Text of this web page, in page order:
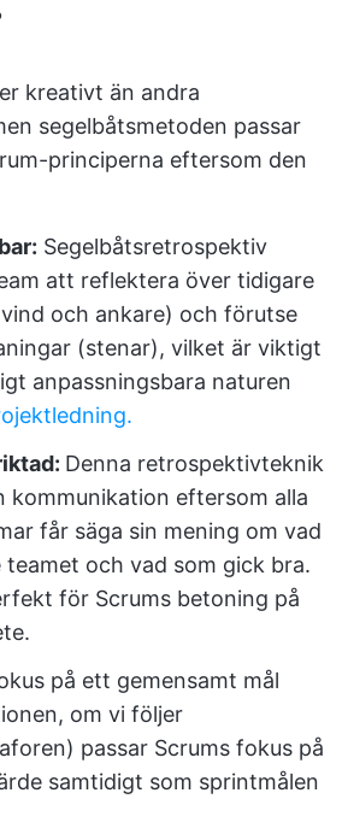
kreativt än andra
segelbåtsmetoden passar
principerna eftersom den
Segelbåtsretrospektiv
att reflektera över tidigare
och ankare) och förutse
(stenar), vilket är viktigt
anpassningsbara naturen
Denna retrospektivteknik
kommunikation eftersom alla
får säga sin mening om vad
teamet och vad som gick bra.
för Scrums betoning på
på ett gemensamt mål
om vi följer
passar Scrums fokus på
samtidigt som sprintmålen